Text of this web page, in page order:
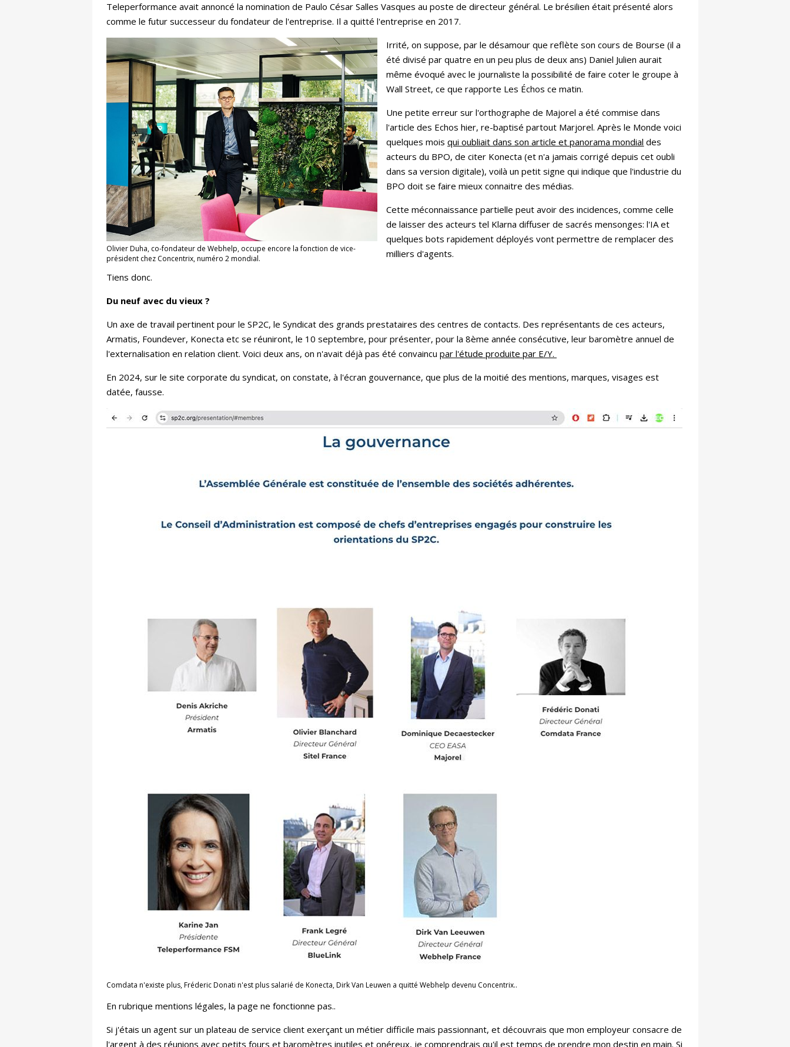
Teleperformance avait annoncé la nomination de Paulo César Salles Vasques au poste de directeur général. Le brésilien était présenté alors
comme le futur successeur du fondateur de l'entreprise. Il a quitté l'entreprise en 2017.
Olivier Duha, co-fondateur de Webhelp, occupe encore la fonction de vice-
président chez Concentrix, numéro 2 mondial.
Irrité, on suppose, par le désamour que reflète son cours de Bourse (il a
été divisé par quatre en un peu plus de deux ans) Daniel Julien aurait
même évoqué avec le journaliste la possibilité de faire coter le groupe à
Wall Street, ce que rapporte Les Échos ce matin.
Une petite erreur sur l'orthographe de Majorel a été commise dans
l'article des Echos hier, re-baptisé partout Marjorel. Après le Monde voici
quelques moisqui oubliait dans son article et panorama mondial des
acteurs du BPO, de citer Konecta (et n'a jamais corrigé depuis cet oubli
dans sa version digitale), voilà un petit signe qui indique que l'industrie du
BPO doit se faire mieux connaitre des médias.
Cette méconnaissance partielle peut avoir des incidences, comme celle
de laisser des acteurs tel Klarna diffuser de sacrés mensonges: l'IA et
quelques bots rapidement déployés vont permettre de remplacer des
milliers d'agents.
Tiens donc.
Du neuf avec du vieux ?
Un axe de travail pertinent pour le SP2C, le Syndicat des grands prestataires des centres de contacts. Des représentants de ces acteurs,
Armatis, Foundever, Konecta etc se réuniront, le 10 septembre, pour présenter, pour la 8ème année consécutive, leur baromètre annuel de
l'externalisation en relation client. Voici deux ans, on n'avait déjà pas été convaincu par l'étude produite par E/Y.
En 2024, sur le site corporate du syndicat, on constate, à l'écran gouvernance, que plus de la moitié des mentions, marques, visages est
datée, fausse.
Comdata n'existe plus, Fréderic Donati n'est plus salarié de Konecta, Dirk Van Leuwen a quitté Webhelp devenu Concentrix..
En rubrique mentions légales, la page ne fonctionne pas..
Si j'étais un agent sur un plateau de service client exerçant un métier difficile mais passionnant, et découvrais que mon employeur consacre de
l'argent à des réunions avec petits fours et baromètres inutiles et onéreux, je comprendrais qu'il est temps de prendre mon destin en main. Si